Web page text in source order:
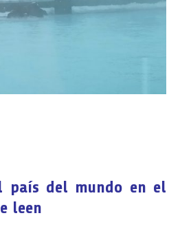
país del mundo en el
leen